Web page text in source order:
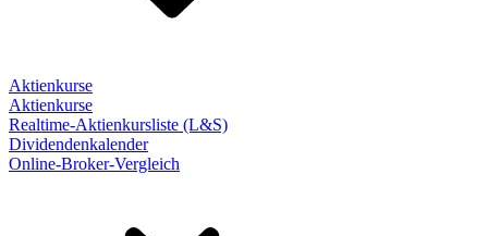
Aktienkurse
Aktienkurse
Realtime-Aktienkursliste (L&S)
Dividendenkalender
Online-Broker-Vergleich